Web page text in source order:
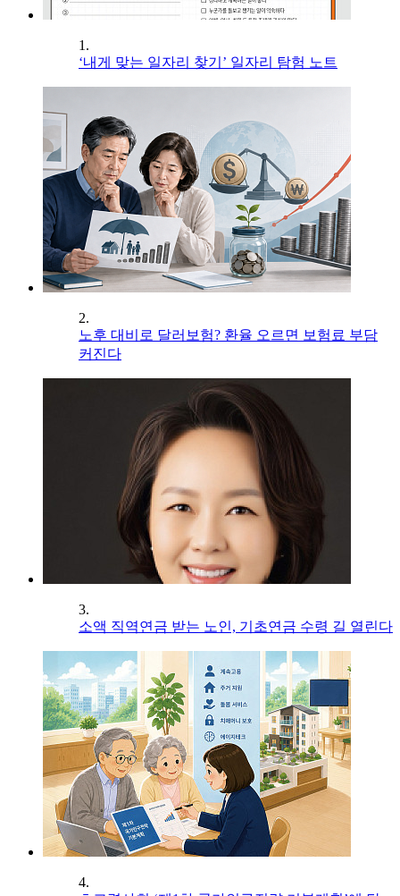
1.
‘내게 맞는 일자리 찾기’ 일자리 탐험 노트
2.
노후 대비로 달러보험? 환율 오르면 보험료 부담
커진다
3.
소액 직역연금 받는 노인, 기초연금 수령 길 열린다
4.